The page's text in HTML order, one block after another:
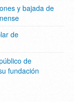
y bajada de
de
de
fundación